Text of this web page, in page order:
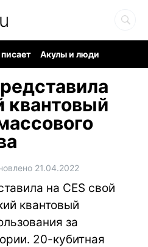
Акулы и люди
квантовый
21.04.2022
на CES свой
квантовый
за
20-кубитная